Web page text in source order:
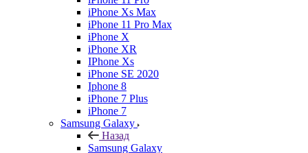
iPhone Xs Max
iPhone 11 Pro Max
iPhone X
iPhone XR
IPhone Xs
iPhone SE 2020
Iphone 8
iPhone 7 Plus
iPhone 7
Samsung Galaxy
Назад
Samsung Galaxy